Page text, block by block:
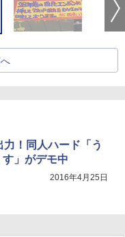
！同人ハード「う
」がデモ中
2016年4月25日